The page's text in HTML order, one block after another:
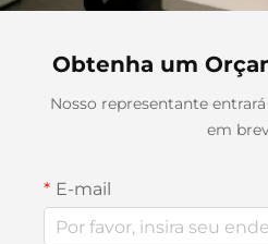
Obtenha um
Nosso representante
em
E-mail